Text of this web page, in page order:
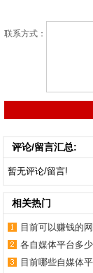
联系方式：
评论/留言汇总:
暂无评论/留言!
相关热门
目前可以赚钱的
各自媒体平台多
目前哪些自媒体